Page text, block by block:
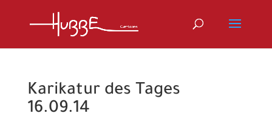
Karikatur des Tages
16.09.14